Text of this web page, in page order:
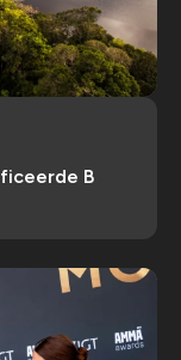
B